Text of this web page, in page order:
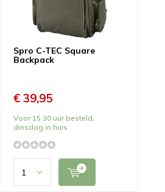
Spro C-TEC Square
Backpack
€ 39,95
Voor 15.30 uur besteld,
dinsdag in huis